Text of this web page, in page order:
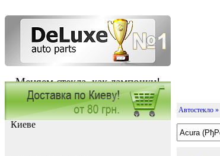
Меняем стекла, как лампочки!
Заказать установку автостекла в
Киеве
Автостекло »